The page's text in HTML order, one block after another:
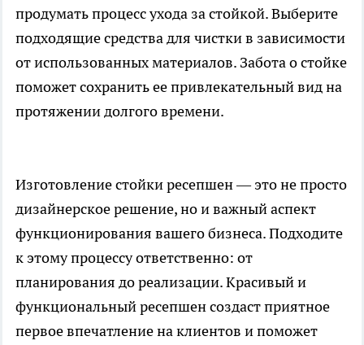
продумать процесс ухода за стойкой. Выберите
подходящие средства для чистки в зависимости
от использованных материалов. Забота о стойке
поможет сохранить ее привлекательный вид на
протяжении долгого времени.
Изготовление стойки ресепшен — это не просто
дизайнерское решение, но и важный аспект
функционирования вашего бизнеса. Подходите
к этому процессу ответственно: от
планирования до реализации. Красивый и
функциональный ресепшен создаст приятное
первое впечатление на клиентов и поможет